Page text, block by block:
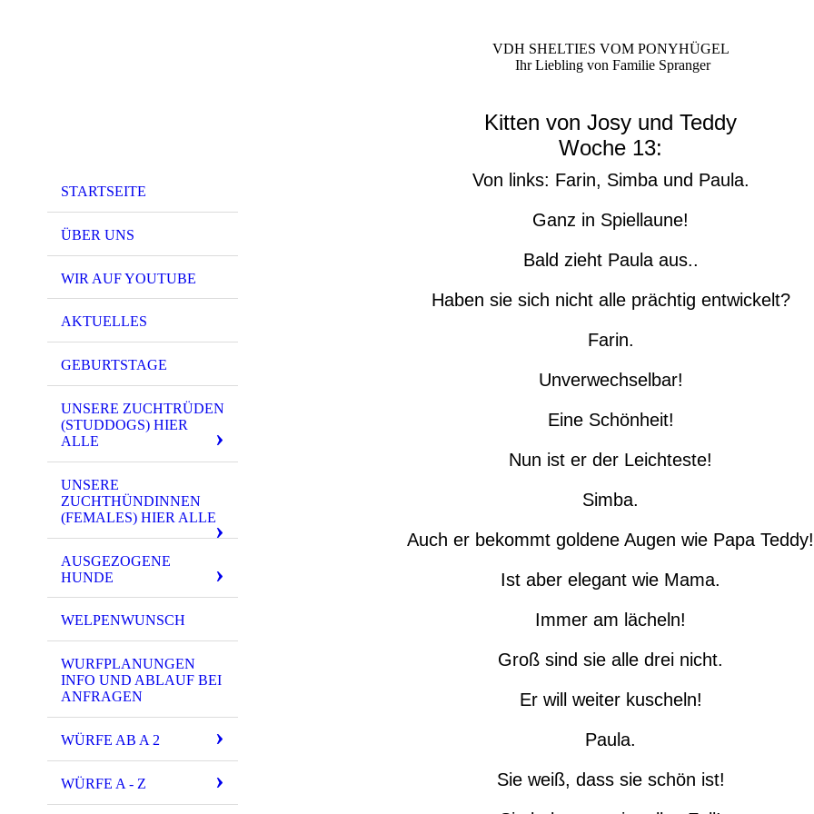
STARTSEITE
ÜBER UNS
WIR AUF YOUTUBE
AKTUELLES
GEBURTSTAGE
UNSERE ZUCHTRÜDEN
(STUDDOGS) HIER
ALLE
UNSERE
ZUCHTHÜNDINNEN
(FEMALES) HIER ALLE
AUSGEZOGENE
HUNDE
WELPENWUNSCH
WURFPLANUNGEN
INFO UND ABLAUF BEI
ANFRAGEN
WÜRFE AB A 2
WÜRFE A - Z
VDH SHELTIES VOM PONYHÜGEL
Ihr Liebling von Familie Spranger
Kitten von Josy und Teddy
Woche 13:
Von links: Farin, Simba und Paula.
Ganz in Spiellaune!
Bald zieht Paula aus..
Haben sie sich nicht alle prächtig entwickelt?
Farin.
Unverwechselbar!
Eine Schönheit!
Nun ist er der Leichteste!
Simba.
Auch er bekommt goldene Augen wie Papa Teddy!
Ist aber elegant wie Mama.
Immer am lächeln!
Groß sind sie alle drei nicht.
Er will weiter kuscheln!
Paula.
Sie weiß, dass sie schön ist!